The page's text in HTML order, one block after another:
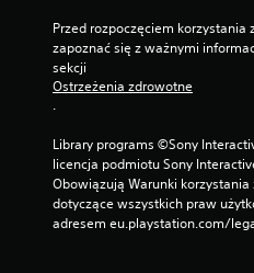
Przed rozpoczęciem korzystania
zapoznać się z ważnymi
sekcji
Ostrzeżenia zdrowotne
.
Library programs ©Sony
licencja podmiotu Sony
Obowiązują Warunki
dotyczące wszystkich praw
adresem eu.playstation.com/